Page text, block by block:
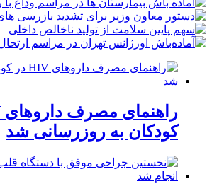
کودکان به روزرسانی شد